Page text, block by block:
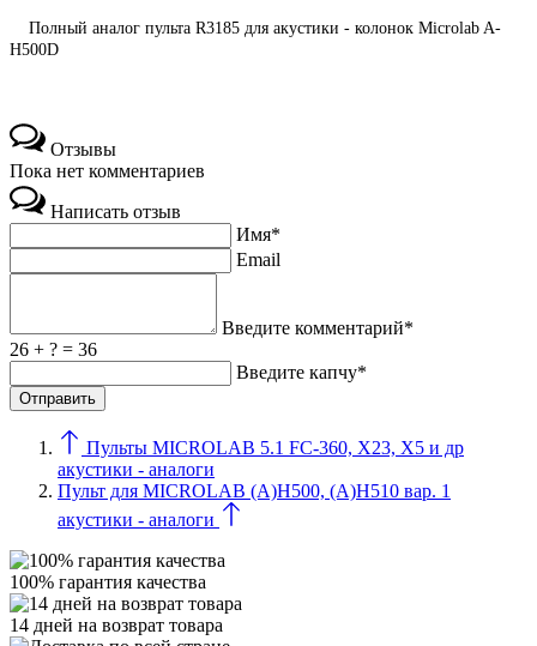
Полный аналог пульта R3185 для акустики - колонок Microlab A-
H500D
Отзывы
Пока нет комментариев
Написать отзыв
Имя*
Email
Введите комментарий*
26 + ? = 36
Введите капчу*
Пульты MICROLAB 5.1 FC-360, X23, X5 и др
акустики - аналоги
Пульт для MICROLAB (A)H500, (A)H510 вар. 1
акустики - аналоги
100% гарантия качества
14 дней на возврат товара